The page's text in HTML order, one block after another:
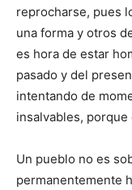
reprocharse, pues
una forma y otros
es hora de estar
pasado y del
intentando de
insalvables,
Un pueblo no es
permanentemente